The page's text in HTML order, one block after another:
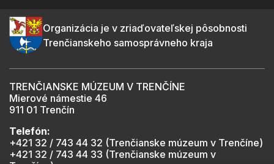
Organizácia je v zriaďovateľskej pôsobnosti
Trenčianskeho samosprávneho kraja
TRENČIANSKE MÚZEUM V TRENČÍNE
Mierové námestie 46
911 01 Trenčín
Telefón:
+421 32 / 743 44 32 (Trenčianske múzeum v Trenčíne)
+421 32 / 743 44 33 (Trenčianske múzeum v